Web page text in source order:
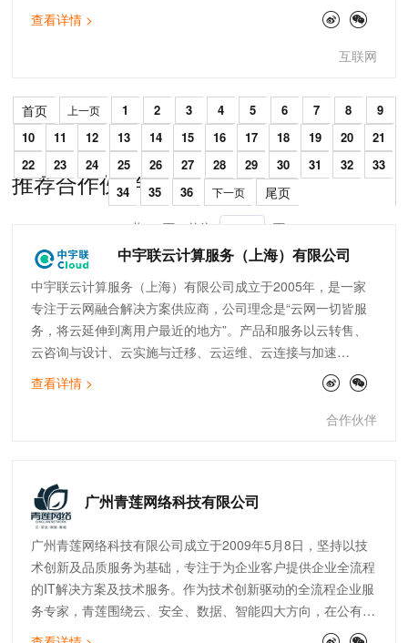
方、酷鸟卖家助手、紫鸟浏览器等产品，为数百万跨境人构建
了一个全方位、多保障、高效率的紫鸟生态系统。获得阿里云
等多项技术支持，进而提升出海效率，加速出海步伐，成就出
查看详情 >
互联网
首页 上一页 1 2 3 4 5 6 7 8
9
10
11 12 13 14 15 16 17 18 19 20
21
22
23 24 25 26 27 28 29 30 31 32
33
34
35 36 下一页 尾页
共 36 页 前往 页
推荐合作伙伴
中宇联云计算服务（上海）有限公司
中宇联云计算服务（上海）有限公司成立于2005年，是一家
专注于云网融合解决方案供应商，公司理念是“云网一切皆服
务，将云延伸到离用户最近的地方”。产品和服务以云转售、
云咨询与设计、云实施与迁移、云运维、云连接与加速
（SDWAN）为核心，致力于为客户提供高品质的云服务，助
力企业数字化转型。公司现拥有完善的技术团队，覆盖售前、
实施交付、开发、售后运维等。截止目前，中宇联已为快消零
查看详情 >
合作伙伴
广州青莲网络科技有限公司
广州青莲网络科技有限公司成立于2009年5月8日，坚持以技
术创新及品质服务为基础，专注于为企业客户提供企业全流程
的IT解决方案及技术服务。作为技术创新驱动的全流程企业服
务专家，青莲围绕云、安全、数据、智能四大方向，在公有
云、云安全、数据服务、IoT边缘计算、SAP上云咨询、自动